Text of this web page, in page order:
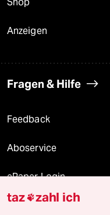
Anzeigen
Fragen & Hilfe
Feedback
Aboservice
ePaper Login
Downloads für
taz zahl ich